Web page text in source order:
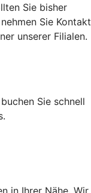
Sie bisher
Sie Kontakt
unserer Filialen.
Sie schnell